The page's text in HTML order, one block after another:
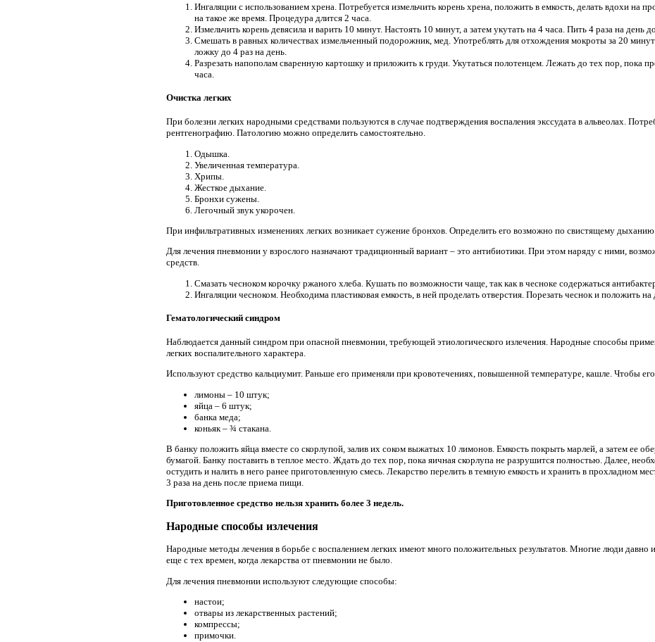
Ингаляции с использованием хрена. Потребуется измельчить корень хрена, положить в емкость, делать вдохи на
на такое же время. Процедура длится 2 часа.
Измельчить корень девясила и варить 10 минут. Настоять 10 минут, а затем укутать на 4 часа. Пить 4 раза на день
Смешать в равных количествах измельченный подорожник, мед. Употреблять для отхождения мокроты за 20
ложку до 4 раз на день.
Разрезать напополам сваренную картошку и приложить к груди. Укутаться полотенцем. Лежать до тех пор, пока
часа.
Очистка легких
При болезни легких народными средствами пользуются в случае подтверждения воспаления экссудата в альвеолах.
рентгенографию. Патологию можно определить самостоятельно.
Одышка.
Увеличенная температура.
Хрипы.
Жесткое дыхание.
Бронхи сужены.
Легочный звук укорочен.
При инфильтративных изменениях легких возникает сужение бронхов. Определить его возможно по свистящему дыханию
Для лечения пневмонии у взрослого назначают традиционный вариант – это антибиотики. При этом наряду с ними,
средств.
Смазать чесноком корочку ржаного хлеба. Кушать по возможности чаще, так как в чесноке содержаться
Ингаляции чесноком. Необходима пластиковая емкость, в ней проделать отверстия. Порезать чеснок и положить
Гематологический синдром
Наблюдается данный синдром при опасной пневмонии, требующей этиологического излечения. Народные способы
легких воспалительного характера.
Используют средство кальциумит. Раньше его применяли при кровотечениях, повышенной температуре, кашле. Чтобы
лимоны – 10 штук;
яйца – 6 штук;
банка меда;
коньяк – ¾ стакана.
В банку положить яйца вместе со скорлупой, залив их соком выжатых 10 лимонов. Емкость покрыть марлей, а затем ее
бумагой. Банку поставить в теплое место. Ждать до тех пор, пока яичная скорлупа не разрушится полностью. Далее,
остудить и налить в него ранее приготовленную смесь. Лекарство перелить в темную емкость и хранить в прохладном
3 раза на день после приема пищи.
Приготовленное средство нельзя хранить более 3 недель.
Народные способы излечения
Народные методы лечения в борьбе с воспалением легких имеют много положительных результатов. Многие люди давно
еще с тех времен, когда лекарства от пневмонии не было.
Для лечения пневмонии используют следующие способы:
настои;
отвары из лекарственных растений;
компрессы;
примочки.